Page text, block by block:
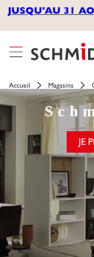
JUSQU'AU 31
Accueil Magasins
JE